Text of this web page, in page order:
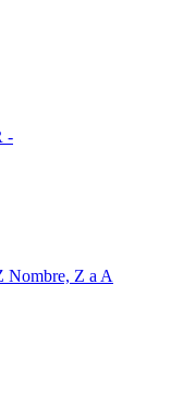
-
Nombre, Z a A